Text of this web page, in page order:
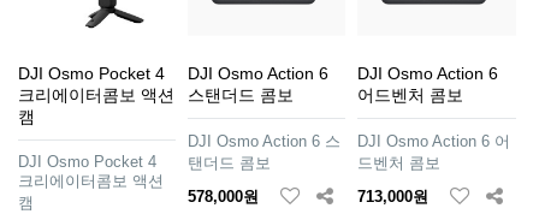
DJI Osmo Pocket 4
크리에이터콤보 액션
캠
DJI Osmo Pocket 4
크리에이터콤보 액션
캠
DJI Osmo Action 6
스탠더드 콤보
DJI Osmo Action 6 스
탠더드 콤보
578,000원
DJI Osmo Action 6
어드벤처 콤보
DJI Osmo Action 6 어
드벤처 콤보
713,000원